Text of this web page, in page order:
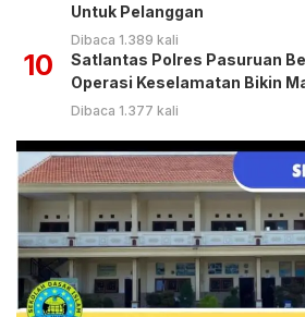
Untuk Pelanggan
Dibaca 1.389 kali
10
Satlantas Polres Pasuruan
Operasi Keselamatan Bikin
Dibaca 1.377 kali